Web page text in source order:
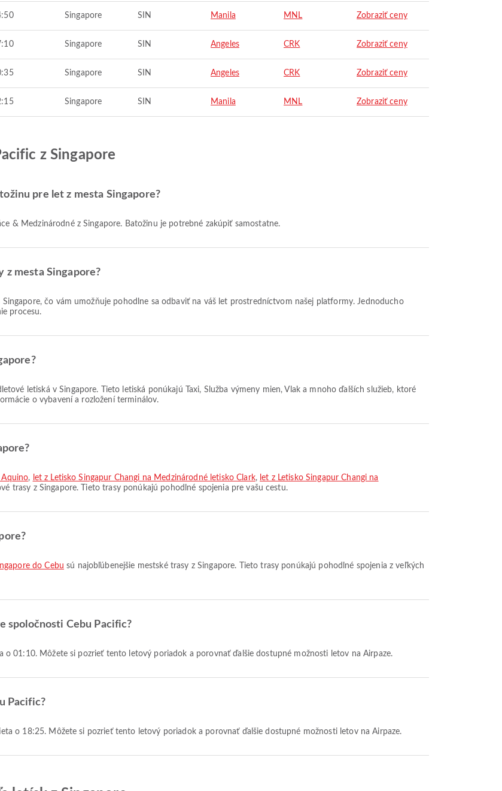
Singapore SIN Manila MNL Zobraziť ceny
Singapore SIN Angeles CRK Zobraziť ceny
Singapore SIN Angeles CRK Zobraziť ceny
Singapore SIN Manila MNL Zobraziť ceny
z Singapore
pre let z mesta Singapore?
& Medzinárodné z Singapore. Batožinu je potrebné zakúpiť samostatne.
z mesta Singapore?
procesu.
letiská v Singapore. Tieto letiská ponúkajú Taxi, Služba výmeny mien, Vlak a mnoho ďalších služieb, ktoré
o vybavení a rozložení terminálov.
Aquino, let z Letisko Singapur Changi na Medzinárodné letisko Clark, let z Letisko Singapur Changi na
trasy z Singapore. Tieto trasy ponúkajú pohodlné spojenia pre vašu cestu.
do Cebu sú najobľúbenejšie mestské trasy z Singapore. Tieto trasy ponúkajú pohodlné spojenia z veľkých
spoločnosti Cebu Pacific?
o 01:10. Môžete si pozrieť tento letový poriadok a porovnať ďalšie dostupné možnosti letov na Airpaze.
Pacific?
o 18:25. Môžete si pozrieť tento letový poriadok a porovnať ďalšie dostupné možnosti letov na Airpaze.